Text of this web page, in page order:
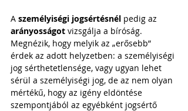
A személyiségi jogsértésnél pedig az
arányosságot vizsgálja a bíróság.
Megnézik, hogy melyik az „erősebb”
érdek az adott helyzetben: a személyiségi
jog sérthetetlensége, vagy ugyan lehet
sérül a személyiségi jog, de az nem olyan
mértékű, hogy az igény eldöntése
szempontjából az egyébként jogsértő